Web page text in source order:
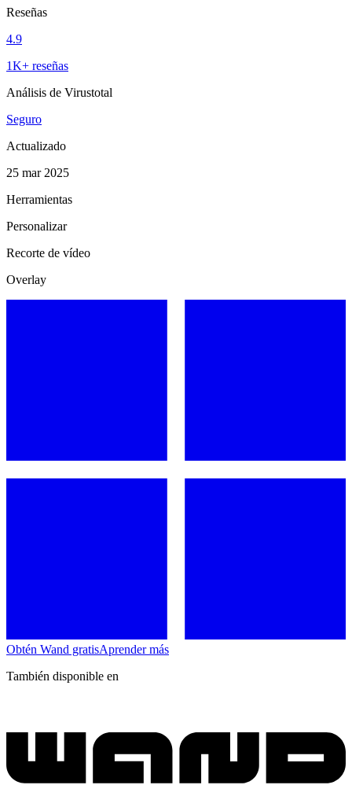
Reseñas
4.9
1K+ reseñas
Análisis de Virustotal
Seguro
Actualizado
25 mar 2025
Herramientas
Personalizar
Recorte de vídeo
Overlay
Obtén Wand gratisAprender más
También disponible en